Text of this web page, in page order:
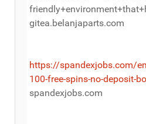
gitea.belanjaparts.com
https://spandexjobs.com/
100-free-spins-no-deposit-
spandexjobs.com